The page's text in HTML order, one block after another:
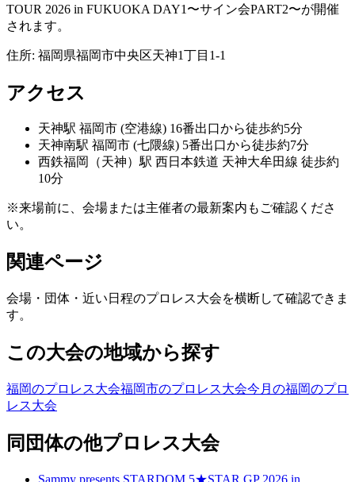
TOUR 2026 in FUKUOKA DAY1〜サイン会PART2〜が開催
されます。
住所: 福岡県福岡市中央区天神1丁目1-1
アクセス
天神駅 福岡市 (空港線) 16番出口から徒歩約5分
天神南駅 福岡市 (七隈線) 5番出口から徒歩約7分
西鉄福岡（天神）駅 西日本鉄道 天神大牟田線 徒歩約
10分
※来場前に、会場または主催者の最新案内もご確認くださ
い。
関連ページ
会場・団体・近い日程のプロレス大会を横断して確認できま
す。
この大会の地域から探す
福岡のプロレス大会福岡市のプロレス大会今月の福岡のプロ
レス大会
同団体の他プロレス大会
Sammy presents STARDOM 5★STAR GP 2026 in